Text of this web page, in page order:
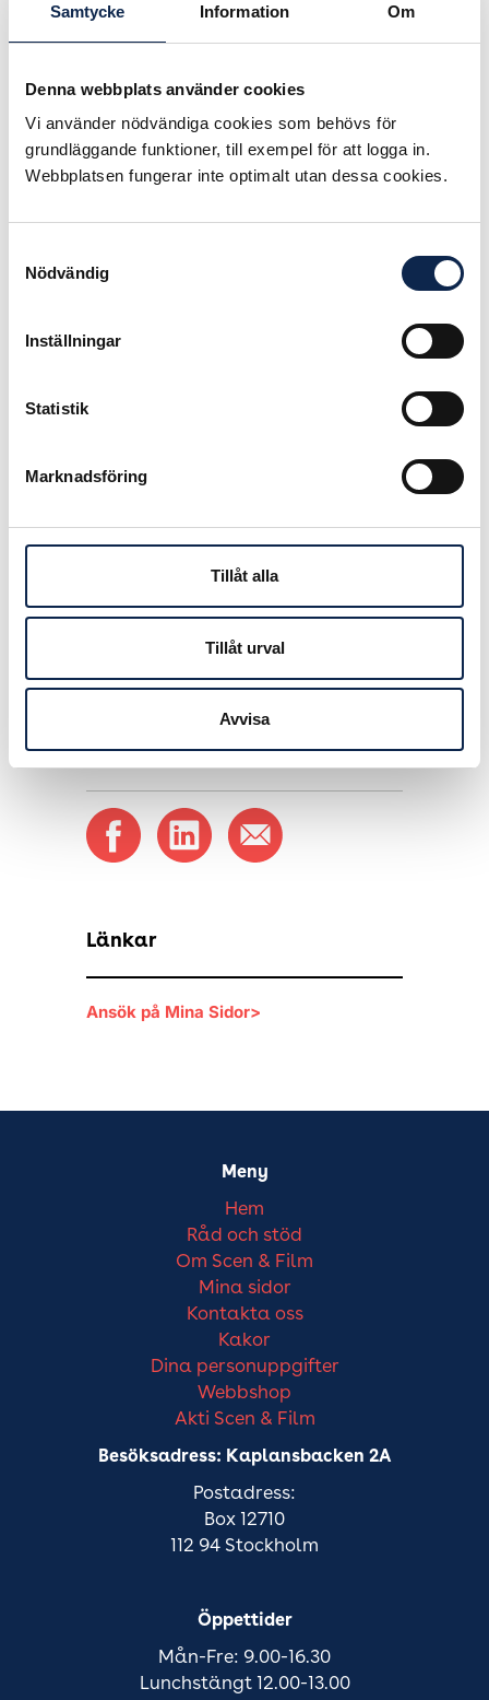
Samtycke Information Om
Denna webbplats använder cookies
Vi använder nödvändiga cookies som behövs för
grundläggande funktioner, till exempel för att logga in.
Webbplatsen fungerar inte optimalt utan dessa cookies.
Nödvändig
Inställningar
Statistik
Marknadsföring
Tillåt alla
Tillåt urval
Avvisa
enrumslägenhet 4 (Julia Beck-
lägenheten) avsedd för en person.
möjlighet till en separat
arbetslokal/ateljé C.
Ansökan för vistelsen i oktober är
öppen från 1 april-15 maj. Besked till
stipendiemottagarna lämnas i juni
attlogga in på Mina Sidor
yrke och kontaktuppgifter. Det ska
upphovsperson och vad för
planeras att användas till.
Ansökan avser två veckor, och du
anger vilken del av månaden du vill
söka för.
2026-03-31
Länkar
Ansök på Mina Sidor>
Meny
Hem
Råd och stöd
Om Scen & Film
Mina sidor
Kontakta oss
Kakor
Dina personuppgifter
Webbshop
Akti Scen & Film
Besöksadress: Kaplansbacken 2A
Postadress:
Box 12710
112 94 Stockholm
Öppettider
Mån-Fre: 9.00-16.30
Lunchstängt 12.00-13.00